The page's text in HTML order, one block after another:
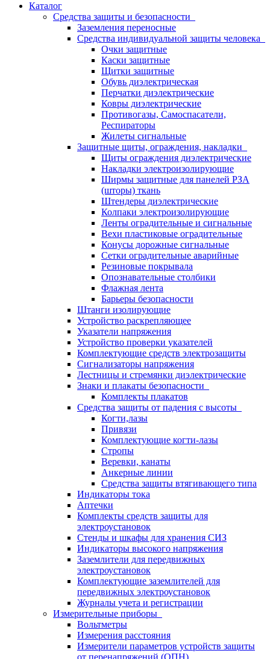
Каталог
Средства защиты и безопасности
Заземления переносные
Средства индивидуальной защиты человека
Очки защитные
Каски защитные
Щитки защитные
Обувь диэлектрическая
Перчатки диэлектрические
Ковры диэлектрические
Противогазы, Самоспасатели,
Респираторы
Жилеты сигнальные
Защитные щиты, ограждения, накладки
Щиты ограждения диэлектрические
Накладки электроизолирующие
Ширмы защитные для панелей РЗА
(шторы) ткань
Штендеры диэлектрические
Колпаки электроизолирующие
Ленты оградительные и сигнальные
Вехи пластиковые оградительные
Конусы дорожные сигнальные
Сетки оградительные аварийные
Резиновые покрывала
Опознавательные столбики
Флажная лента
Барьеры безопасности
Штанги изолирующие
Устройство раскрепляющее
Указатели напряжения
Устройство проверки указателей
Комплектующие средств электрозащиты
Сигнализаторы напряжения
Лестницы и стремянки диэлектрические
Знаки и плакаты безопасности
Комплекты плакатов
Средства защиты от падения с высоты
Когти,лазы
Привязи
Комплектующие когти-лазы
Стропы
Веревки, канаты
Анкерные линии
Средства защиты втягивающего типа
Индикаторы тока
Аптечки
Комплекты средств защиты для
электроустановок
Стенды и шкафы для хранения СИЗ
Индикаторы высокого напряжения
Заземлители для передвижных
электроустановок
Комплектующие заземлителей для
передвижных электроустановок
Журналы учета и регистрации
Измерительные приборы
Вольтметры
Измерения расстояния
Измерители параметров устройств защиты
от перенапряжений (ОПН)